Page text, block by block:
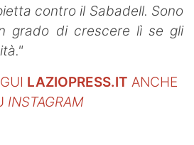
contro il Sabadell. Sono
grado di crescere lì se gli
LAZIOPRESS.IT ANCHE
INSTAGRAM